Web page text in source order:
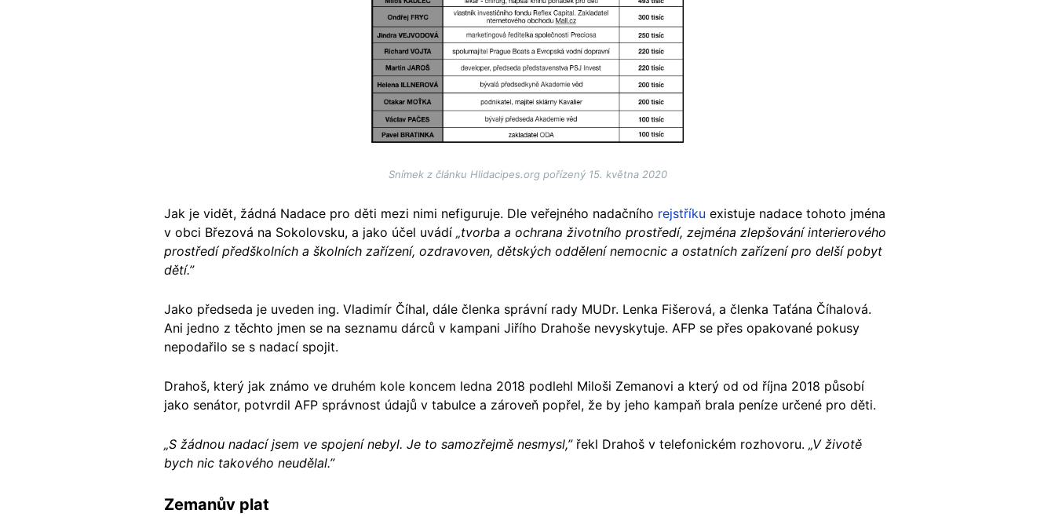
Snímek z článku Hlidacipes.org pořízený 15. května 2020
Jak je vidět, žádná Nadace pro děti mezi nimi nefiguruje. Dle veřejného nadačního rejstříku existuje nadace tohoto jména
v obci Březová na Sokolovsku, a jako účel uvádí „tvorba a ochrana životního prostředí, zejména zlepšování interierového
prostředí předškolních a školních zařízení, ozdravoven, dětských oddělení nemocnic a ostatních zařízení pro delší pobyt
dětí.”
Jako předseda je uveden ing. Vladimír Číhal, dále členka správní rady MUDr. Lenka Fišerová, a členka Taťána Číhalová.
Ani jedno z těchto jmen se na seznamu dárců v kampani Jiřího Drahoše nevyskytuje. AFP se přes opakované pokusy
nepodařilo se s nadací spojit.
Drahoš, který jak známo ve druhém kole koncem ledna 2018 podlehl Miloši Zemanovi a který od od října 2018 působí
jako senátor, potvrdil AFP správnost údajů v tabulce a zároveň popřel, že by jeho kampaň brala peníze určené pro děti.
„S žádnou nadací jsem ve spojení nebyl. Je to samozřejmě nesmysl,” řekl Drahoš v telefonickém rozhovoru. „V životě
bych nic takového neudělal.”
Zemanův plat